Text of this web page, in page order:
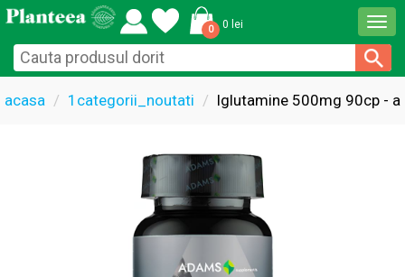
0 0 lei
acasa 1categorii_noutati lglutamine 500mg 90cp -